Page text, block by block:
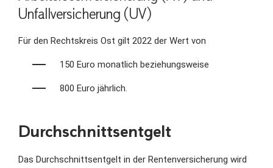
Unfallversicherung (UV)
Für den Rechtskreis Ost gilt 2022 der Wert von
150 Euro monatlich beziehungsweise
800 Euro jährlich.
Durchschnittsentgelt
Das Durchschnittsentgelt in der Rentenversicherung wird